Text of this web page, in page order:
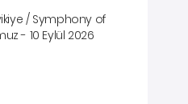
Earth / 16
2026
/ Symphony of
- 10 Eylül 2026